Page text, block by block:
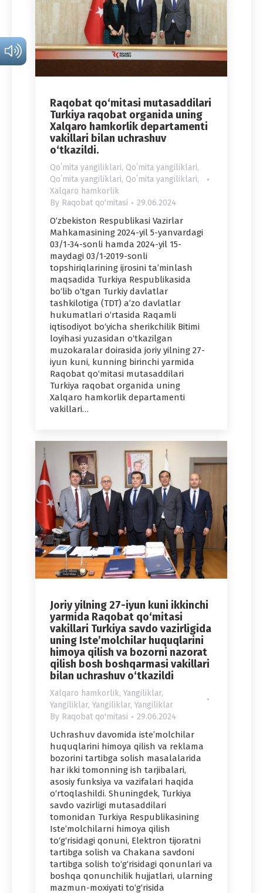
Raqobat qo‘mitasi mutasaddilari
Turkiya raqobat organida uning
Xalqaro hamkorlik departamenti
vakillari bilan uchrashuv
o‘tkazildi.
Qoʻmita yangiliklari, Qoʻmita yangiliklari,
Qoʻmita yangiliklari, Qoʻmita yangiliklari,
Xalqaro hamkorlik
By Raqobat qo'mitasi 29.06.2024
O‘zbekiston Respublikasi Vazirlar
Mahkamasining 2024-yil 5-yanvardagi
03/1-34-sonli hamda 2024-yil 15-
maydagi 03/1-2019-sonli
topshiriqlarining ijrosini ta’minlash
maqsadida Turkiya Respublikasida
bo‘lib o‘tgan Turkiy davlatlar
tashkilotiga (TDT) a’zo davlatlar
hukumatlari o‘rtasida Raqamli
iqtisodiyot bo‘yicha sherikchilik Bitimi
loyihasi yuzasidan o‘tkazilgan
muzokaralar doirasida joriy yilning 27-
iyun kuni, kunning birinchi yarmida
Raqobat qo‘mitasi mutasaddilari
Turkiya raqobat organida uning
Xalqaro hamkorlik departamenti
vakillari…
Joriy yilning 27-iyun kuni ikkinchi
yarmida Raqobat qo‘mitasi
vakillari Turkiya savdo vazirligida
uning Iste’molchilar huquqlarini
himoya qilish va bozorni nazorat
qilish bosh boshqarmasi vakillari
bilan uchrashuv o‘tkazildi
Xalqaro hamkorlik, Yangiliklar,
Yangiliklar, Yangiliklar, Yangiliklar
By Raqobat qo'mitasi 29.06.2024
Uchrashuv davomida iste’molchilar
huquqlarini himoya qilish va reklama
bozorini tartibga solish masalalarida
har ikki tomonning ish tarjibalari,
asosiy funksiya va vazifalari haqida
o‘rtoqlashildi. Shuningdek, Turkiya
savdo vazirligi mutasaddilari
tomonidan Turkiya Respublikasining
Iste’molchilarni himoya qilish
to‘g‘risidagi qonuni, Elektron tijoratni
tartibga solish va Chakana savdoni
tartibga solish to‘g‘risidagi qonunlari va
boshqa qonunchilik hujjatlari, ularning
mazmun-moxiyati to‘g‘risida